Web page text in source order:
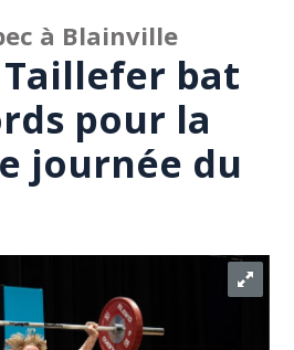
à Blainville
bat
pour la
journée du